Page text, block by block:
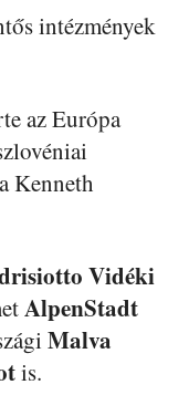
intézmények
az Európa
a Kenneth
Vidéki
AlpenStadt
Malva
is.